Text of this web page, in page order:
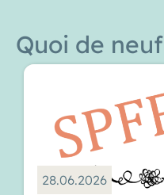
Quoi de neuf
28.06.2026